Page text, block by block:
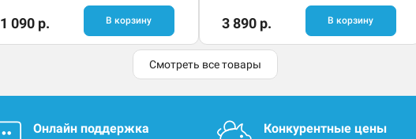
1 090 р. В корзину 3 890 р. В корзину
Смотреть все товары
Онлайн поддержка Конкурентные цены